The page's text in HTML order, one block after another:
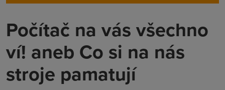
Počítač na vás všechno
ví! aneb Co si na nás
stroje pamatují